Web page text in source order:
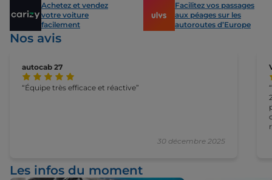
Achetez et vendez
votre voiture
facilement
Facilitez vos passages
aux péages sur les
autoroutes d’Europe
Nos avis
autocab 27
30 décembre 2025
Équipe très efficace et réactive
Les infos du moment